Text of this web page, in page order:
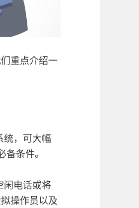
重点介绍一
统，可大幅
条件。
闲电话或将
操作员以及